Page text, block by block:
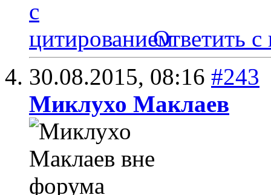
Ответить с
30.08.2015, 08:16 #243
Миклухо Маклаев